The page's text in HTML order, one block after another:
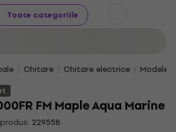
Toate categoriile
Chitare Chitare electrice
Modele
FM Maple Aqua Marine
229558